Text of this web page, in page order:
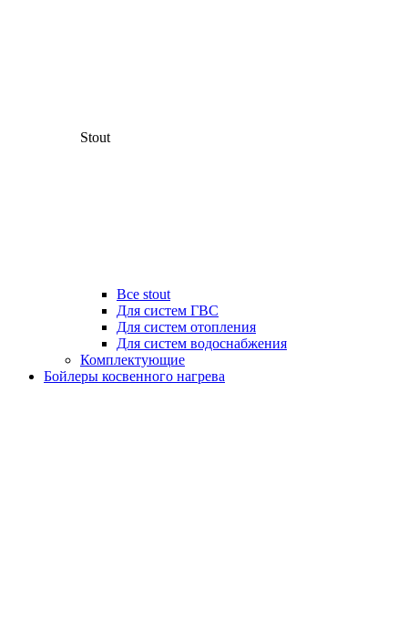
Stout
Все stout
Для систем ГВС
Для систем отопления
Для систем водоснабжения
Комплектующие
Бойлеры косвенного нагрева